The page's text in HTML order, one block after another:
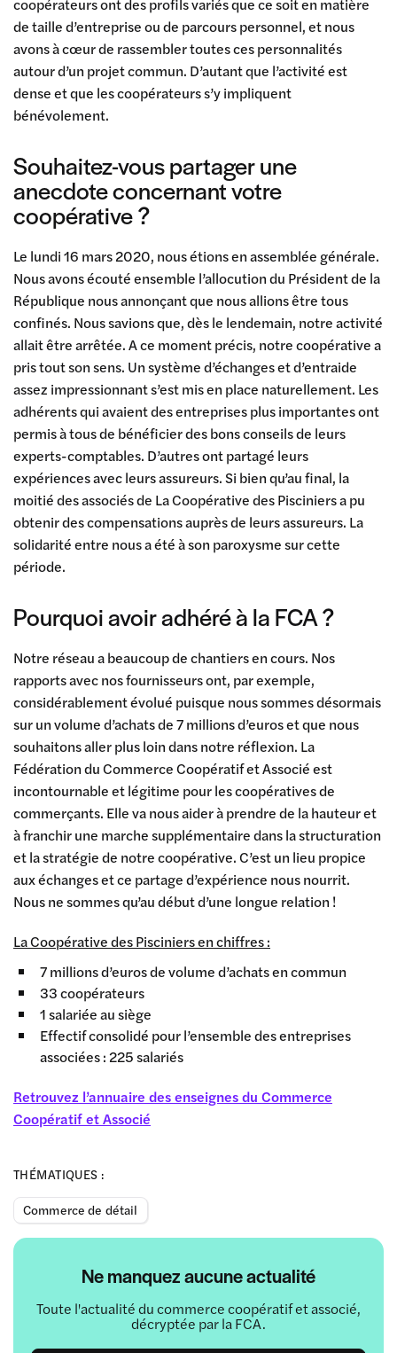
THÉMATIQUES :
Commerce de détail
Ne manquez aucune actualité
Toute l'actualité du commerce coopératif et associé,
décryptée par la FCA.
de taille d’entreprise ou de parcours personnel, et nous
avons à cœur de rassembler toutes ces personnalités
autour d’un projet commun. D’autant que l’activité est
dense et que les coopérateurs s’y impliquent
bénévolement.
Souhaitez-vous partager une
anecdote concernant votre
coopérative ?
Le lundi 16 mars 2020, nous étions en assemblée générale.
Nous avons écouté ensemble l’allocution du Président de la
République nous annonçant que nous allions être tous
confinés. Nous savions que, dès le lendemain, notre activité
allait être arrêtée. A ce moment précis, notre coopérative a
pris tout son sens. Un système d’échanges et d’entraide
assez impressionnant s’est mis en place naturellement. Les
adhérents qui avaient des entreprises plus importantes ont
permis à tous de bénéficier des bons conseils de leurs
experts-comptables. D’autres ont partagé leurs
expériences avec leurs assureurs. Si bien qu’au final, la
moitié des associés de La Coopérative des Pisciniers a pu
obtenir des compensations auprès de leurs assureurs. La
solidarité entre nous a été à son paroxysme sur cette
période.
Pourquoi avoir adhéré à la FCA ?
Notre réseau a beaucoup de chantiers en cours. Nos
rapports avec nos fournisseurs ont, par exemple,
considérablement évolué puisque nous sommes désormais
sur un volume d’achats de 7 millions d’euros et que nous
souhaitons aller plus loin dans notre réflexion. La
Fédération du Commerce Coopératif et Associé est
incontournable et légitime pour les coopératives de
commerçants. Elle va nous aider à prendre de la hauteur et
à franchir une marche supplémentaire dans la structuration
et la stratégie de notre coopérative. C’est un lieu propice
aux échanges et ce partage d’expérience nous nourrit.
Nous ne sommes qu’au début d’une longue relation !
La Coopérative des Pisciniers en chiffres :
7 millions d’euros de volume d’achats en commun
33 coopérateurs
1 salariée au siège
Effectif consolidé pour l’ensemble des entreprises
associées : 225 salariés
Retrouvez l’annuaire des enseignes du Commerce
Coopératif et Associé